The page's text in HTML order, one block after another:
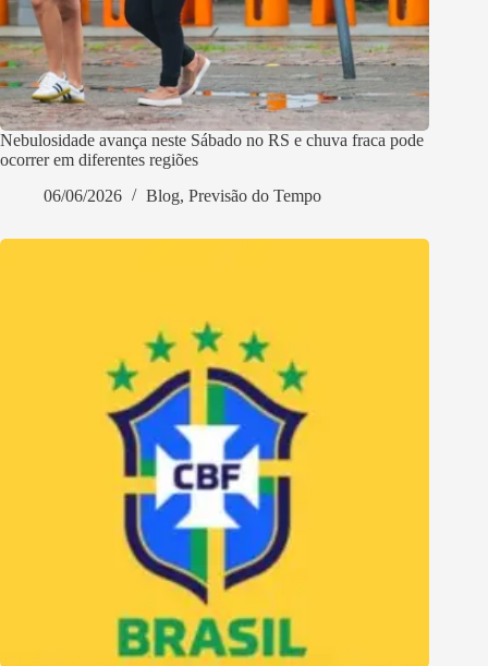
Nebulosidade avança neste Sábado no RS e chuva fraca pode
ocorrer em diferentes regiões
06/06/2026
Blog, Previsão do Tempo